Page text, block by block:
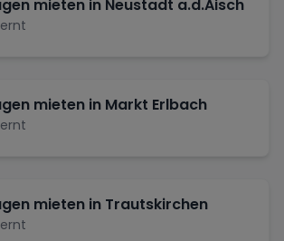
mieten in Neustadt a.d.Aisch
mieten in Markt Erlbach
mieten in Trautskirchen